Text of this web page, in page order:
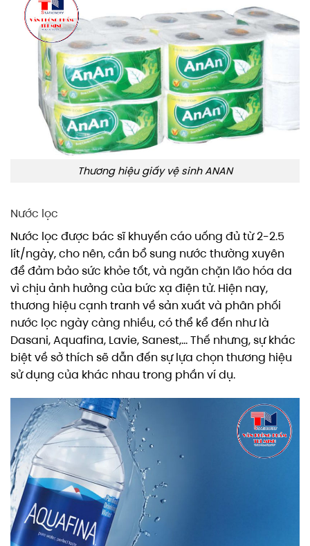
Thương hiệu giấy vệ sinh ANAN
Nước lọc
Nước lọc được bác sĩ khuyến cáo uống đủ từ 2-2.5
lít/ngày, cho nên, cần bổ sung nước thường xuyên
để đảm bảo sức khỏe tốt, và ngăn chặn lão hóa da
vì chịu ảnh hưởng của bức xạ điện tử. Hiện nay,
thương hiệu cạnh tranh về sản xuất và phân phối
nước lọc ngày càng nhiều, có thể kể đến như là
Dasani, Aquafina, Lavie, Sanest,… Thế nhưng, sự khác
biệt về sở thích sẽ dẫn đến sự lựa chọn thương hiệu
sử dụng của khác nhau trong phần ví dụ.